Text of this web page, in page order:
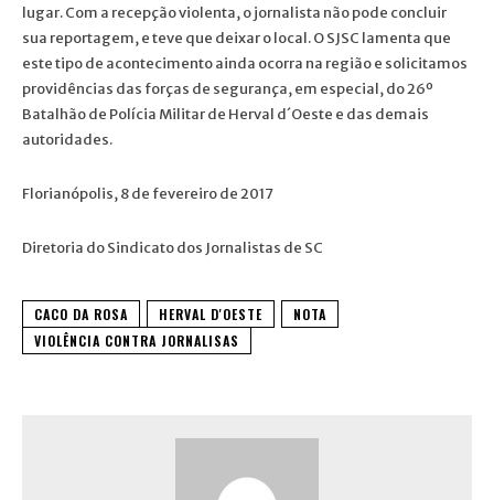
lugar. Com a recepção violenta, o jornalista não pode concluir
sua reportagem, e teve que deixar o local. O SJSC lamenta que
este tipo de acontecimento ainda ocorra na região e solicitamos
providências das forças de segurança, em especial, do 26º
Batalhão de Polícia Militar de Herval d´Oeste e das demais
autoridades.
Florianópolis, 8 de fevereiro de 2017
Diretoria do Sindicato dos Jornalistas de SC
CACO DA ROSA HERVAL D'OESTE
NOTA
VIOLÊNCIA CONTRA JORNALISAS